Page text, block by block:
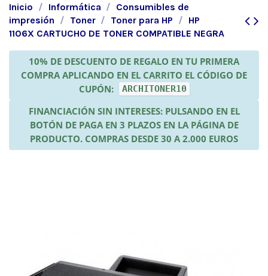
Inicio Informática
Consumibles de
impresión
Toner Toner para HP
HP
1106X CARTUCHO DE TONER COMPATIBLE NEGRA
10% DE DESCUENTO DE REGALO EN TU PRIMERA
COMPRA APLICANDO EN EL CARRITO EL CÓDIGO DE
CUPÓN:
ARCHITONER10
FINANCIACIÓN SIN INTERESES: PULSANDO EN EL
BOTÓN DE PAGA EN 3 PLAZOS EN LA PÁGINA DE
PRODUCTO. COMPRAS DESDE 30 A 2.000 EUROS